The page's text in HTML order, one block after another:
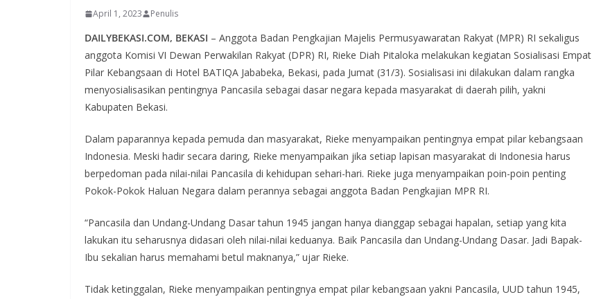
April 1, 2023 Penulis
DAILYBEKASI.COM, BEKASI – Anggota Badan Pengkajian Majelis Permusyawaratan Rakyat (MPR) RI sekaligus
anggota Komisi VI Dewan Perwakilan Rakyat (DPR) RI, Rieke Diah Pitaloka melakukan kegiatan Sosialisasi Empat
Pilar Kebangsaan di Hotel BATIQA Jababeka, Bekasi, pada Jumat (31/3). Sosialisasi ini dilakukan dalam rangka
menyosialisasikan pentingnya Pancasila sebagai dasar negara kepada masyarakat di daerah pilih, yakni
Kabupaten Bekasi.
Dalam paparannya kepada pemuda dan masyarakat, Rieke menyampaikan pentingnya empat pilar kebangsaan
Indonesia. Meski hadir secara daring, Rieke menyampaikan jika setiap lapisan masyarakat di Indonesia harus
berpedoman pada nilai-nilai Pancasila di kehidupan sehari-hari. Rieke juga menyampaikan poin-poin penting
Pokok-Pokok Haluan Negara dalam perannya sebagai anggota Badan Pengkajian MPR RI.
“Pancasila dan Undang-Undang Dasar tahun 1945 jangan hanya dianggap sebagai hapalan, setiap yang kita
lakukan itu seharusnya didasari oleh nilai-nilai keduanya. Baik Pancasila dan Undang-Undang Dasar. Jadi Bapak-
Ibu sekalian harus memahami betul maknanya,” ujar Rieke.
Tidak ketinggalan, Rieke menyampaikan pentingnya empat pilar kebangsaan yakni Pancasila, UUD tahun 1945,